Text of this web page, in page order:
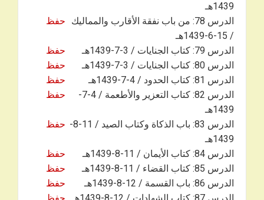
1439هـ
الدرس 78: من باب نفقة الأقارب والمماليك
/ 15-6-1439هـ
حفظ
الدرس 79: كتاب الجنايات / 3-7-1439هـ
حفظ
الدرس 80: كتاب الجنايات / 3-7-1439هـ
حفظ
الدرس 81: كتاب الحدود / 4-7-1439هـ
حفظ
الدرس 82: كتاب التعزير والأطعمة / 4-7-
1439هـ
حفظ
الدرس 83: باب الذكاة وكتاب الصيد / 11-8-
1439هـ
حفظ
الدرس 84: كتاب الأيمان / 11-8-1439هـ
حفظ
الدرس 85: كتاب القضاء / 11-8-1439هـ
حفظ
الدرس 86: باب القسمة / 12-8-1439هـ
حفظ